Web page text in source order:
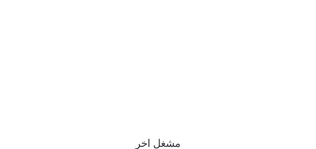
مشغل اخر